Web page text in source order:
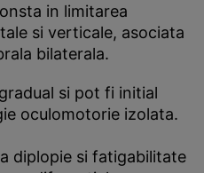
in limitarea
si verticale, asociata
bilaterala.
si pot fi initial
oculomotorie izolata.
diplopie si fatigabilitate